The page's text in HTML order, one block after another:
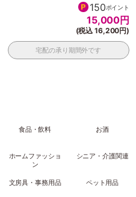
150ポイント
15,000円
(税込 16,200円)
宅配の承り期間外です
食品・飲料 お酒
ホームファッショ
ン
シニア・介護関連
文房具・事務用品 ペット用品